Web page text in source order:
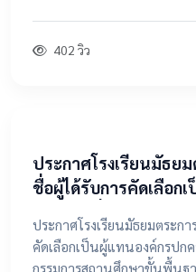
402 วิว
ประกาศโรงเรียนมัธย
ชื่อผู้ได้รับการคัดเลือก
ส่วนท้องถิ่น ในคณะก
ฐาน
ประกาศโรงเรียนมัธยมตระก
คัดเลือกเป็นผู้แทนองค์กรปก
กรรมการสถานศึกษาขั้นพื้นฐ